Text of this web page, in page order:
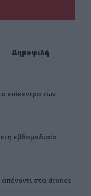
Δημοφιλή
επίκεντρο των
η εβδομαδιαία
απέναντι στα drones